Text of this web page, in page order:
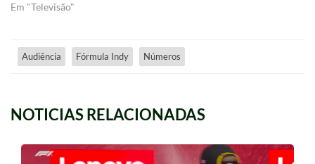
Em "Televisão"
Audiência Fórmula Indy Números
NOTICIAS RELACIONADAS